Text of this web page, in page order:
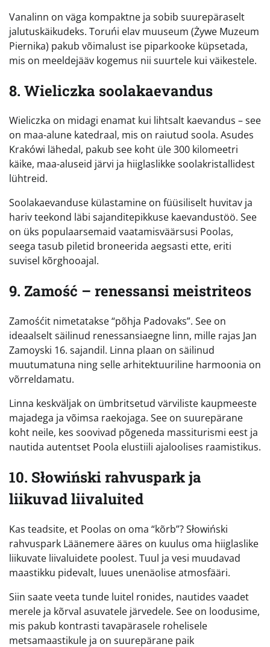
Vanalinn on väga kompaktne ja sobib suurepäraselt
jalutuskäikudeks. Toruńi elav muuseum (Żywe Muzeum
Piernika) pakub võimalust ise piparkooke küpsetada,
mis on meeldejääv kogemus nii suurtele kui väikestele.
8. Wieliczka soolakaevandus
Wieliczka on midagi enamat kui lihtsalt kaevandus – see
on maa-alune katedraal, mis on raiutud soola. Asudes
Krakówi lähedal, pakub see koht üle 300 kilomeetri
käike, maa-aluseid järvi ja hiiglaslikke soolakristallidest
lühtreid.
Soolakaevanduse külastamine on füüsiliselt huvitav ja
hariv teekond läbi sajanditepikkuse kaevandustöö. See
on üks populaarsemaid vaatamisväärsusi Poolas,
seega tasub piletid broneerida aegsasti ette, eriti
suvisel kõrghooajal.
9. Zamość – renessansi meistriteos
Zamośćit nimetatakse “põhja Padovaks”. See on
ideaalselt säilinud renessansiaegne linn, mille rajas Jan
Zamoyski 16. sajandil. Linna plaan on säilinud
muutumatuna ning selle arhitektuuriline harmoonia on
võrreldamatu.
Linna keskväljak on ümbritsetud värviliste kaupmeeste
majadega ja võimsa raekojaga. See on suurepärane
koht neile, kes soovivad põgeneda massiturismi eest ja
nautida autentset Poola elustiili ajaloolises raamistikus.
10. Słowiński rahvuspark ja
liikuvad liivaluited
Kas teadsite, et Poolas on oma “kõrb”? Słowiński
rahvuspark Läänemere ääres on kuulus oma hiiglaslike
liikuvate liivaluidete poolest. Tuul ja vesi muudavad
maastikku pidevalt, luues unenäolise atmosfääri.
Siin saate veeta tunde luitel ronides, nautides vaadet
merele ja kõrval asuvatele järvedele. See on loodusime,
mis pakub kontrasti tavapärasele rohelisele
metsamaastikule ja on suurepärane paik